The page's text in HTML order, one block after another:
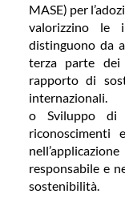
MASE) per
valorizzino le
distinguono da
terza parte dei
rapporto di
internazionali.
o Sviluppo di
responsabile e
sostenibilità.